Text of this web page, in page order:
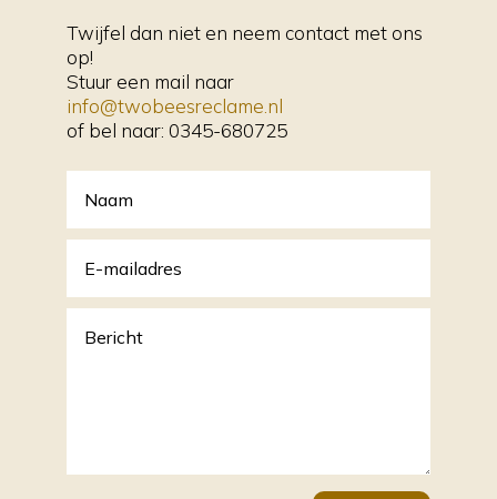
Twijfel dan niet en neem contact met ons
op!
Stuur een mail naar
info@twobeesreclame.nl
of bel naar: 0345-680725